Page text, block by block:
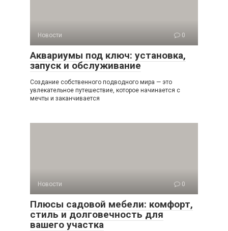
Новости 0
Аквариумы под ключ: установка,
запуск и обслуживание
Создание собственного подводного мира — это
увлекательное путешествие, которое начинается с
мечты и заканчивается
Новости 0
Плюсы садовой мебели: комфорт,
стиль и долговечность для
вашего участка